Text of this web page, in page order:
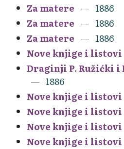
Za matere
1886
Za matere
1886
Za matere
1886
Nove knjige i listovi
Draginji P. Ružićki
1886
Nove knjige i listovi
Nove knjige i listovi
Nove knjige i listovi
Nove knjige i listovi